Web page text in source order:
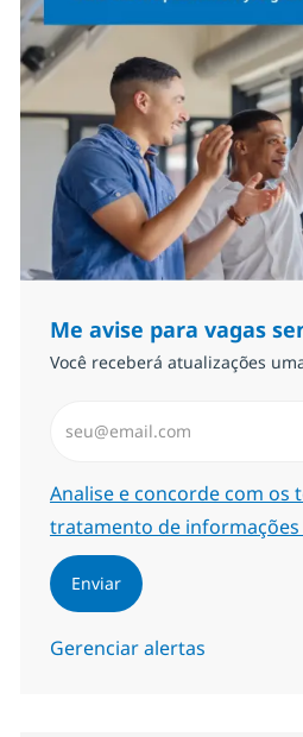
Me avise para vagas
Você receberá atualizações
Required
Analise e concorde com os
tratamento de informações
Enviar
Gerenciar alertas